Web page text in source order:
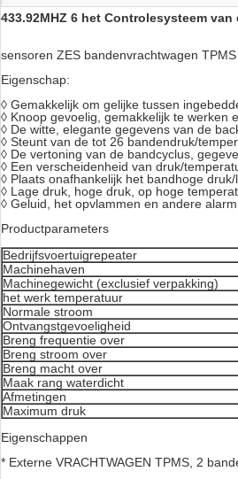
433.92MHZ 6 het Controlesysteem
sensoren ZES bandenvrachtwagen
Eigenschap:
◊ Gemakkelijk om gelijke tussen
◊ Knoop gevoelig, gemakkelijk te werken
◊ De witte, elegante gegevens van de
◊ Steunt van de tot 26 bandendruk/
◊ De vertoning van de bandcyclus,
◊ Een verscheidenheid van druk/
◊ Plaats onafhankelijk het bandhoge
◊ Lage druk, hoge druk, op hoge
◊ Geluid, het opvlammen en andere
Productparameters
Bedrijfsvoertuigrepeater
Machinehaven
Machinegewicht (exclusief verpakking)
het werk temperatuur
Normale stroom
Ontvangstgevoeligheid
Breng frequentie over
Breng stroom over
Breng macht over
Maak rang waterdicht
Afmetingen
Maximum druk
Eigenschappen
* Externe VRACHTWAGEN TPMS, 2